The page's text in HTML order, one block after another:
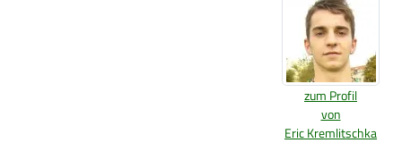
zum Profil
von
Eric Kremlitschka